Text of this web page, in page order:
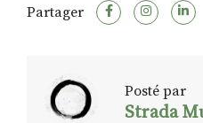
Partager
Posté par
Strada